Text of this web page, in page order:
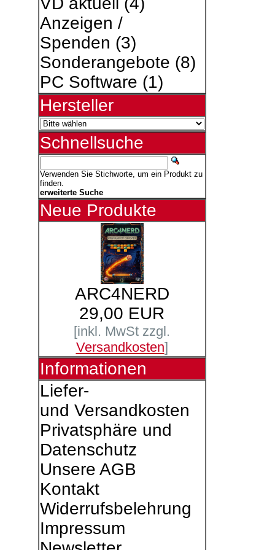
Anzeigen /
Spenden (3)
Sonderangebote (8)
PC Software (1)
Hersteller
Schnellsuche
Verwenden Sie Stichworte, um ein Produkt zu
finden.
erweiterte Suche
Neue Produkte
ARC4NERD
29,00 EUR
[inkl. MwSt zzgl.
Versandkosten]
Informationen
Liefer-
und Versandkosten
Privatsphäre und
Datenschutz
Unsere AGB
Kontakt
Widerrufsbelehrung
Impressum